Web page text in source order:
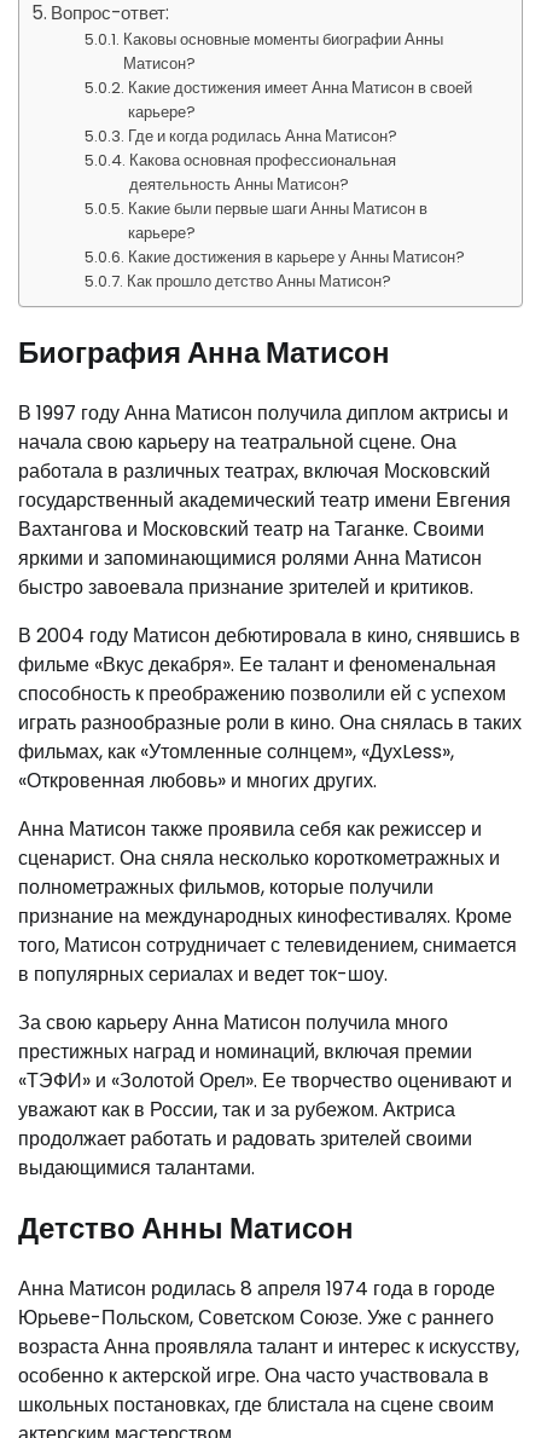
Вопрос-ответ:
Каковы основные моменты биографии Анны
Матисон?
Какие достижения имеет Анна Матисон в своей
карьере?
Где и когда родилась Анна Матисон?
Какова основная профессиональная
деятельность Анны Матисон?
Какие были первые шаги Анны Матисон в
карьере?
Какие достижения в карьере у Анны Матисон?
Как прошло детство Анны Матисон?
Биография Анна Матисон
В 1997 году Анна Матисон получила диплом актрисы и
начала свою карьеру на театральной сцене. Она
работала в различных театрах, включая Московский
государственный академический театр имени Евгения
Вахтангова и Московский театр на Таганке. Своими
яркими и запоминающимися ролями Анна Матисон
быстро завоевала признание зрителей и критиков.
В 2004 году Матисон дебютировала в кино, снявшись в
фильме «Вкус декабря». Ее талант и феноменальная
способность к преображению позволили ей с успехом
играть разнообразные роли в кино. Она снялась в таких
фильмах, как «Утомленные солнцем», «ДухLess»,
«Откровенная любовь» и многих других.
Анна Матисон также проявила себя как режиссер и
сценарист. Она сняла несколько короткометражных и
полнометражных фильмов, которые получили
признание на международных кинофестивалях. Кроме
того, Матисон сотрудничает с телевидением, снимается
в популярных сериалах и ведет ток-шоу.
За свою карьеру Анна Матисон получила много
престижных наград и номинаций, включая премии
«ТЭФИ» и «Золотой Орел». Ее творчество оценивают и
уважают как в России, так и за рубежом. Актриса
продолжает работать и радовать зрителей своими
выдающимися талантами.
Детство Анны Матисон
Анна Матисон родилась 8 апреля 1974 года в городе
Юрьеве-Польском, Советском Союзе. Уже с раннего
возраста Анна проявляла талант и интерес к искусству,
особенно к актерской игре. Она часто участвовала в
школьных постановках, где блистала на сцене своим